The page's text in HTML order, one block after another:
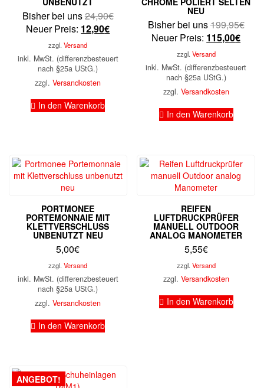
Bisher bei uns24,90€Ursprünglicher
24,90€
Neuer Preis: 12,90€Aktueller
ist:
zzgl.Versand
inkl. MwSt. (differenzbesteuert
nach §25a UStG.)
zzgl.Versandkosten
In den Warenkorb
NEU
Bisher bei uns199,95€
Neuer Preis: 115,00€
ist:
zzgl. Versand
inkl. MwSt. (differenzbesteuert
nach §25a UStG.)
zzgl. Versandkosten
In den Warenkorb
PORTMONEE
PORTEMONNAIE MIT
KLETTVERSCHLUSS
UNBENUTZT NEU
5,00€
zzgl.Versand
inkl. MwSt. (differenzbesteuert
nach §25a UStG.)
zzgl.Versandkosten
In den Warenkorb
REIFEN
LUFTDRUCKPRÜFER
MANUELL OUTDOOR
ANALOG MANOMETER
5,55€
zzgl. Versand
zzgl. Versandkosten
In den Warenkorb
ANGEBOT!